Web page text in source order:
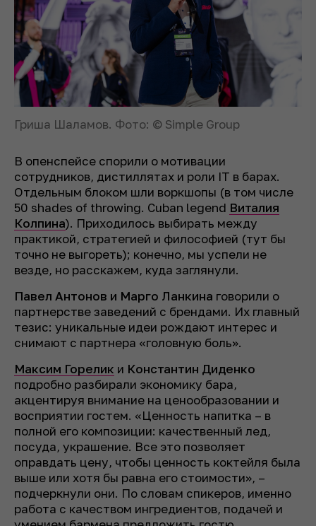
Гриша Шаламов. Фото: © Simple Group
В опенспейсе спорили о мотивации
сотрудников, дистиллятах и роли IT в барах.
Отдельным блоком шли воркшопы (в том числе
50 shades of throwing. Cuban legend Виталия
Колпина). Приходилось выбирать между
практикой, стратегией и философией (тут бы
точно не выгореть); конечно, мы успели не
везде, но расскажем, куда заглянули.
Павел Антонов и Марго Ланкина говорили о
партнерстве заведений с брендами. Их главный
тезис: уникальные идеи рождают интерес и
снимают с партнера «головную боль».
Максим Горелик и Константин Диденко
подробно разбирали экономику бара,
акцентируя внимание на ценообразовании и
восприятии гостем. «Ценность напитка – в
полной его композиции: качественный лед,
посуда, украшение. Все это позволяет
оправдать цену, чтобы ценность коктейля была
выше или хотя бы равна его стоимости», –
подчеркнули они. По словам спикеров, именно
работа с качеством ингредиентов, подачей и